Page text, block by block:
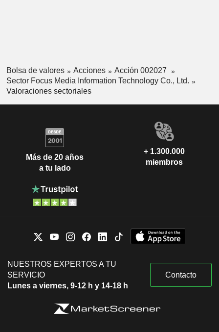
Bolsa de valores Acciones
Acción 002027
Sector Focus Media Information Technology Co., Ltd.
Valoraciones sectoriales
Más de 20 años
a tu lado
+ 1.300.000
miembros
NUESTROS EXPERTOS A TU
SERVICIO
Lunes a viernes, 9-12 h y 14-18 h
Contacto